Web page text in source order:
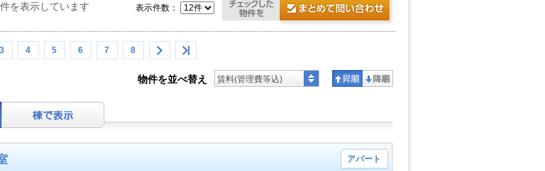
を表示しています
3 4 5 6 7 8
表示件数：
物件を並べ替え 賃料(管理費等込)
アパート